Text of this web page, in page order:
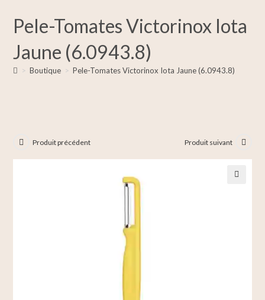
Pele-Tomates Victorinox Iota
Jaune (6.0943.8)
> Boutique > Pele-Tomates Victorinox Iota Jaune (6.0943.8)
Produit précédent Produit suivant